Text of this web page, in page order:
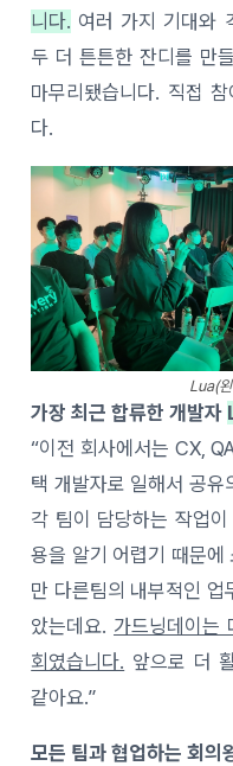
니다. 여러 가지 기대와
두 더 튼튼한 잔디를 만
마무리됐습니다. 직접
다.
Lua(
가장 최근 합류한 개발자
“이전 회사에서는 CX,
택 개발자로 일해서 공유
각 팀이 담당하는 작업
용을 알기 어렵기 때문에
만 다른팀의 내부적인 업
았는데요. 가드닝데이는
회였습니다. 앞으로 더
같아요.”
모든 팀과 협업하는 회의